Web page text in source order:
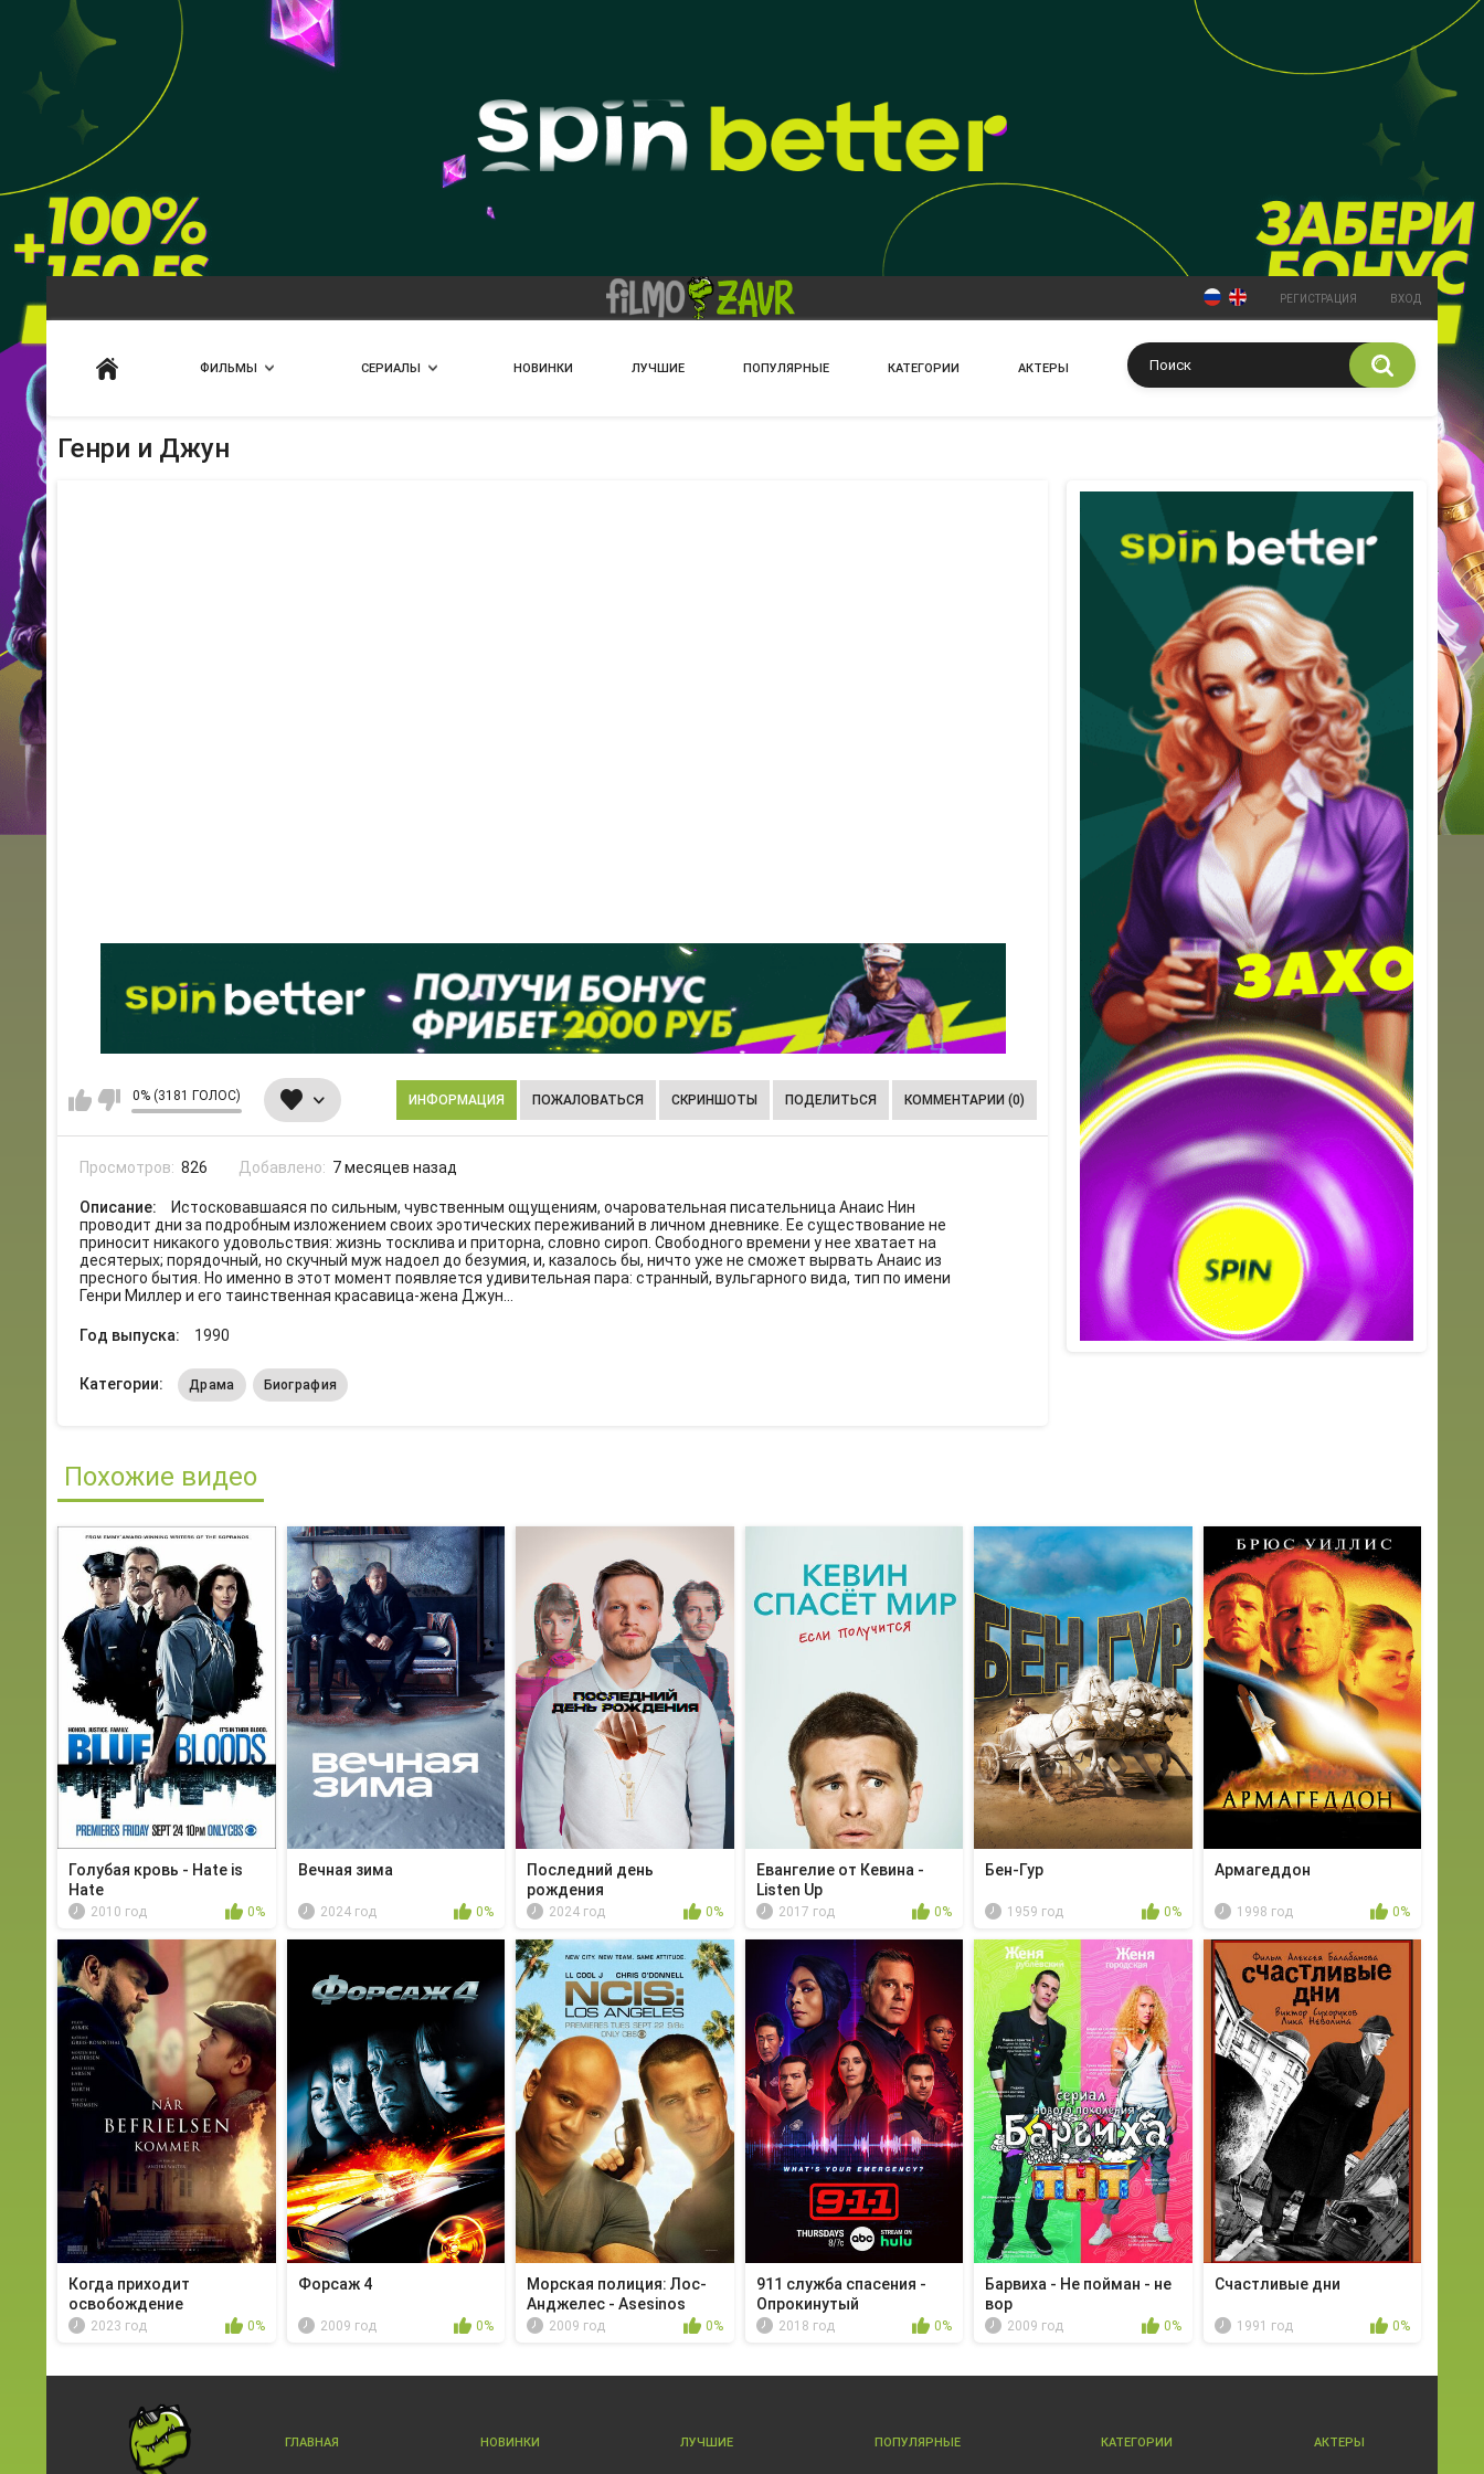
РЕГИСТРАЦИЯ ВХОД
ФИЛЬМЫ СЕРИАЛЫ НОВИНКИ ЛУЧШИЕ ПОПУЛЯРНЫЕ КАТЕГОРИИ АКТЕРЫ
Генри и Джун
0% (3181 ГОЛОС) ИНФОРМАЦИЯ ПОЖАЛОВАТЬСЯ СКРИНШОТЫ ПОДЕЛИТЬСЯ КОММЕНТАРИИ (0)
Просмотров: 826 Добавлено: 7 месяцев назад
Описание:
Истосковавшаяся по сильным, чувственным ощущениям, очаровательная писательница Анаис Нин
проводит дни за подробным изложением своих эротических переживаний в личном дневнике. Ее существование не
приносит никакого удовольствия: жизнь тосклива и приторна, словно сироп. Свободного времени у нее хватает на
десятерых; порядочный, но скучный муж надоел до безумия, и, казалось бы, ничто уже не сможет вырвать Анаис из
пресного бытия. Но именно в этот момент появляется удивительная пара: странный, вульгарного вида, тип по имени
Генри Миллер и его таинственная красавица-жена Джун...
Год выпуска: 1990
Категории: Драма Биография
Похожие видео
Голубая кровь - Hate is
Hate
2010 год 0%
Вечная зима
2024 год 0%
Последний день
рождения
2024 год 0%
Евангелие от Кевина -
Listen Up
2017 год 0%
Бен-Гур
1959 год 0%
Армагеддон
1998 год 0%
Когда приходит
освобождение
2023 год 0%
Форсаж 4
2009 год 0%
Морская полиция: Лос-
Анджелес - Asesinos
2009 год 0%
911 служба спасения -
Опрокинутый
2018 год 0%
Барвиха - Не пойман - не
вор
2009 год 0%
Счастливые дни
1991 год 0%
ГЛАВНАЯ НОВИНКИ ЛУЧШИЕ ПОПУЛЯРНЫЕ КАТЕГОРИИ АКТЕРЫ